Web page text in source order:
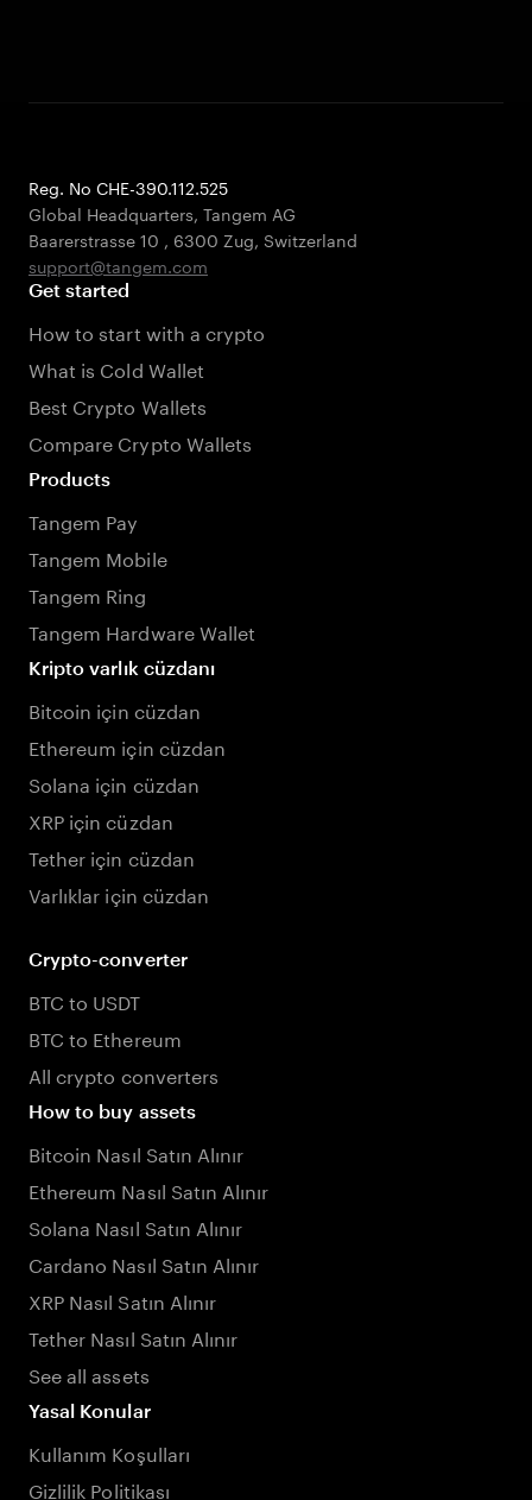
Reg. No CHE-390.112.525
Global Headquarters, Tangem AG
Baarerstrasse 10 , 6300 Zug, Switzerland
support@tangem.com
Get started
How to start with a crypto
What is Cold Wallet
Best Crypto Wallets
Compare Crypto Wallets
Products
Tangem Pay
Tangem Mobile
Tangem Ring
Tangem Hardware Wallet
Kripto varlık cüzdanı
Bitcoin için cüzdan
Ethereum için cüzdan
Solana için cüzdan
XRP için cüzdan
Tether için cüzdan
Varlıklar için cüzdan
Crypto-converter
BTC to USDT
BTC to Ethereum
All crypto converters
How to buy assets
Bitcoin Nasıl Satın Alınır
Ethereum Nasıl Satın Alınır
Solana Nasıl Satın Alınır
Cardano Nasıl Satın Alınır
XRP Nasıl Satın Alınır
Tether Nasıl Satın Alınır
See all assets
Yasal Konular
Kullanım Koşulları
Gizlilik Politikası